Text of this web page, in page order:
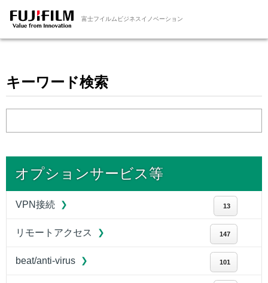
富士フイルムビジネスイノベーション
キーワード検索
オプションサービス等
VPN接続 13
リモートアクセス 147
beat/anti-virus 101